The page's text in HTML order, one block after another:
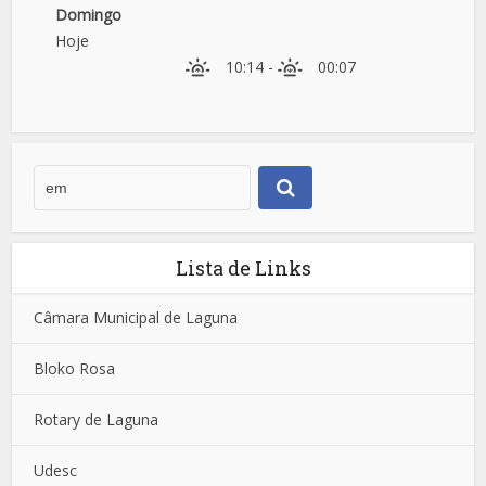
Domingo
Hoje
10:14- 00:07
Lista de Links
Câmara Municipal de Laguna
Bloko Rosa
Rotary de Laguna
Udesc